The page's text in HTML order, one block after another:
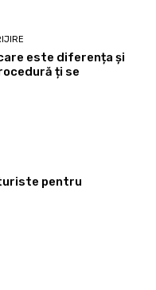
care este diferența și
ți se
pentru